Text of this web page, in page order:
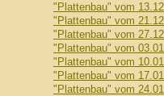
"Plattenbau" vom
"Plattenbau" vom
"Plattenbau" vom
"Plattenbau" vom
"Plattenbau" vom
"Plattenbau" vom
"Plattenbau" vom